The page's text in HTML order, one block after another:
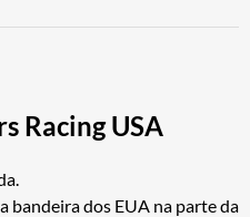
Racing USA
bandeira dos EUA na parte da